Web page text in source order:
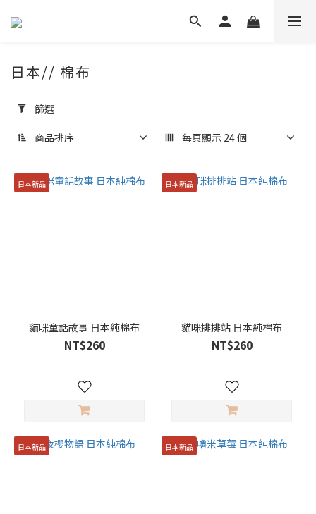
用
篩
選
(0/20)
價格
牌
(24)
日本// 棉布
篩選
商品排序 每頁顯示 24 個
日本新品
貓咪童話故事 日本純棉布
NT$260
日本新品
貓咪排排站 日本純棉布
NT$260
日本新品 日本新品